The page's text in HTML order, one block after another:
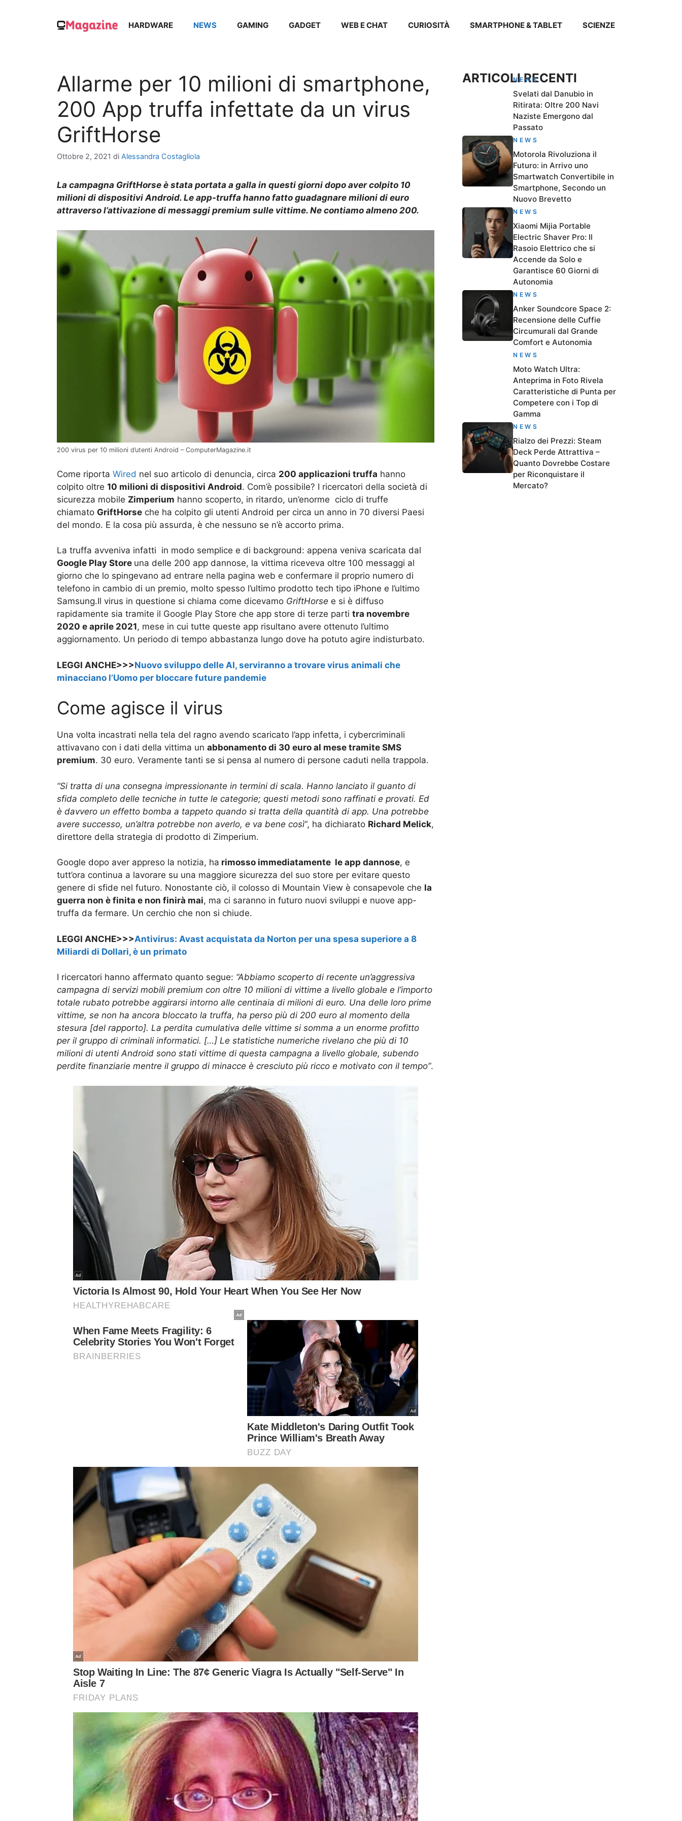
HARDWARE NEWS GAMING GADGET WEB E CHAT CURIOSITÀ SMARTPHONE & TABLET SCIENZE
Allarme per 10 milioni di smartphone,
200 App truffa infettate da un virus
GriftHorse
Ottobre 2, 2021 di Alessandra Costagliola
La campagna GriftHorse è stata portata a galla in questi giorni dopo aver colpito 10
milioni di dispositivi Android. Le app-truffa hanno fatto guadagnare milioni di euro
attraverso l’attivazione di messaggi premium sulle vittime. Ne contiamo almeno 200.
200 virus per 10 milioni d’utenti Android – ComputerMagazine.it
Come riporta Wired nel suo articolo di denuncia, circa 200 applicazioni truffa hanno
colpito oltre 10 milioni di dispositivi Android. Com’è possibile? I ricercatori della società di
sicurezza mobile Zimperium hanno scoperto, in ritardo, un’enorme ciclo di truffe
chiamato GriftHorse che ha colpito gli utenti Android per circa un anno in 70 diversi Paesi
del mondo. E la cosa più assurda, è che nessuno se n’è accorto prima.
La truffa avveniva infatti in modo semplice e di background: appena veniva scaricata dal
Google Play Store una delle 200 app dannose, la vittima riceveva oltre 100 messaggi al
giorno che lo spingevano ad entrare nella pagina web e confermare il proprio numero di
telefono in cambio di un premio, molto spesso l’ultimo prodotto tech tipo iPhone e l’ultimo
Samsung.Il virus in questione si chiama come dicevamo GriftHorse e si è diffuso
rapidamente sia tramite il Google Play Store che app store di terze parti tra novembre
2020 e aprile 2021, mese in cui tutte queste app risultano avere ottenuto l’ultimo
aggiornamento. Un periodo di tempo abbastanza lungo dove ha potuto agire indisturbato.
LEGGI ANCHE>>>Nuovo sviluppo delle AI, serviranno a trovare virus animali che
minacciano l’Uomo per bloccare future pandemie
Come agisce il virus
Una volta incastrati nella tela del ragno avendo scaricato l’app infetta, i cybercriminali
attivavano con i dati della vittima un abbonamento di 30 euro al mese tramite SMS
premium. 30 euro. Veramente tanti se si pensa al numero di persone caduti nella trappola.
“Si tratta di una consegna impressionante in termini di scala. Hanno lanciato il guanto di
sfida completo delle tecniche in tutte le categorie; questi metodi sono raffinati e provati. Ed
è davvero un effetto bomba a tappeto quando si tratta della quantità di app. Una potrebbe
avere successo, un’altra potrebbe non averlo, e va bene così“, ha dichiarato Richard Melick,
direttore della strategia di prodotto di Zimperium.
Google dopo aver appreso la notizia, ha rimosso immediatamente le app dannose, e
tutt’ora continua a lavorare su una maggiore sicurezza del suo store per evitare questo
genere di sfide nel futuro. Nonostante ciò, il colosso di Mountain View è consapevole che la
guerra non è finita e non finirà mai, ma ci saranno in futuro nuovi sviluppi e nuove app-
truffa da fermare. Un cerchio che non si chiude.
LEGGI ANCHE>>>Antivirus: Avast acquistata da Norton per una spesa superiore a 8
Miliardi di Dollari, è un primato
I ricercatori hanno affermato quanto segue: “Abbiamo scoperto di recente un’aggressiva
campagna di servizi mobili premium con oltre 10 milioni di vittime a livello globale e l’importo
totale rubato potrebbe aggirarsi intorno alle centinaia di milioni di euro. Una delle loro prime
vittime, se non ha ancora bloccato la truffa, ha perso più di 200 euro al momento della
stesura [del rapporto]. La perdita cumulativa delle vittime si somma a un enorme profitto
per il gruppo di criminali informatici. […] Le statistiche numeriche rivelano che più di 10
milioni di utenti Android sono stati vittime di questa campagna a livello globale, subendo
perdite finanziarie mentre il gruppo di minacce è cresciuto più ricco e motivato con il tempo”.
ARTICOLI RECENTI
NEWS
Svelati dal Danubio in
Ritirata: Oltre 200 Navi
Naziste Emergono dal
Passato
NEWS
Motorola Rivoluziona il
Futuro: in Arrivo uno
Smartwatch Convertibile in
Smartphone, Secondo un
Nuovo Brevetto
NEWS
Xiaomi Mijia Portable
Electric Shaver Pro: Il
Rasoio Elettrico che si
Accende da Solo e
Garantisce 60 Giorni di
Autonomia
NEWS
Anker Soundcore Space 2:
Recensione delle Cuffie
Circumurali dal Grande
Comfort e Autonomia
NEWS
Moto Watch Ultra:
Anteprima in Foto Rivela
Caratteristiche di Punta per
Competere con i Top di
Gamma
NEWS
Rialzo dei Prezzi: Steam
Deck Perde Attrattiva –
Quanto Dovrebbe Costare
per Riconquistare il
Mercato?